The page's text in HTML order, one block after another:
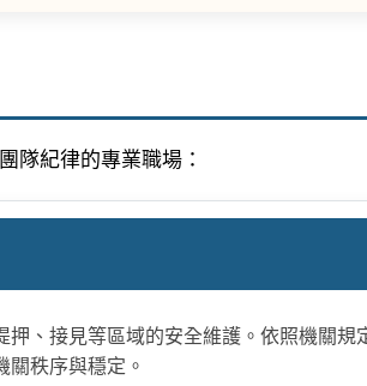
隊紀律的專業職場：
、接見等區域的安全維護。依照機關規
關秩序與穩定。